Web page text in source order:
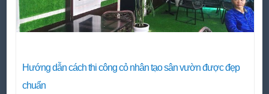
Hướng dẫn cách thi công cỏ nhân tạo sân vườn được đẹp
chuẩn